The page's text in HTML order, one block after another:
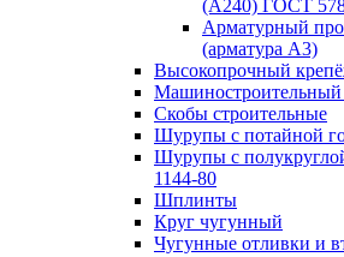
(А240) ГОСТ
Арматурный
(арматура А3)
Высокопрочный
Скобы строительные
Шурупы с потайной
Шурупы с
1144-80
Шплинты
Круг чугунный
Чугунные отливки и